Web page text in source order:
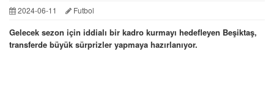
2024-06-11 Futbol
Gelecek sezon için iddialı bir kadro kurmayı hedefleyen Beşiktaş,
transferde büyük sürprizler yapmaya hazırlanıyor.